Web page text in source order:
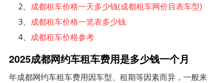
2、 成都租车价格一天多少钱(成都租车网价目表车型)
3、 成都租车价格一览表多少钱
4、 成都租车价格参考
2025成都网约车租车费用是多少钱一个月
年成都网约车租车费用因车型、租期等因素而异，一般来